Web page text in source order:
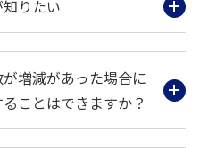
りたい
増減があった場合に
ことはできますか？